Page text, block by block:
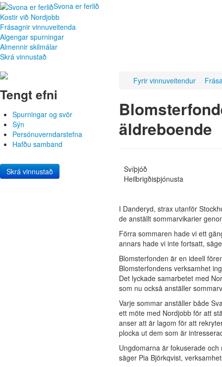
Svona er ferlið
Kostir við Nordjobb
Frásagnir vinnuveitenda
Algengar spurningar
Almennir skilmálar
Skrá vinnustað
Tengt efni
Spurningar og svör
Sýn
Persónuverndarstefna
Hafðu samband
Skrá vinnustað
Fyrir vinnuveitendur
äldreboende
Svíþjóð
Heilbrigðisþjónusta
I Danderyd, strax utanför
de anställt sommarvikarier
Förra sommaren hade vi ett
annars hade vi inte fortsatt,
Blomsterfonden är en ideell
Blomsterfondens verksamhet
Det lyckade samarbetet med
som nu också anställer
Varje sommar anställer både
ett möte med Nordjobb för att
anser att är lagom för att
plocka ut dem som är
Ungdomarna är fokuserade
säger Pia Björkqvist,